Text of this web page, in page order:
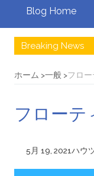
Blog Home
Breaking News
ホーム 一般 フロ
フローテ
5月 19, 2021ハウ